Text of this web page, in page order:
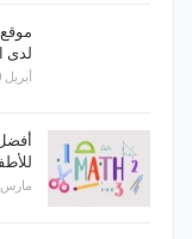
لدى
أبريل 30, 2025
مارس 29, 2025